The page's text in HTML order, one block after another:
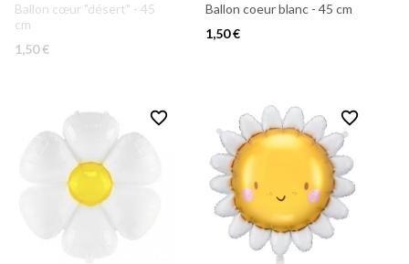
Ballon cœur "désert" - 45
cm
1,50 €
Ballon coeur blanc - 45 cm
1,50 €
favorite_border favorite_border